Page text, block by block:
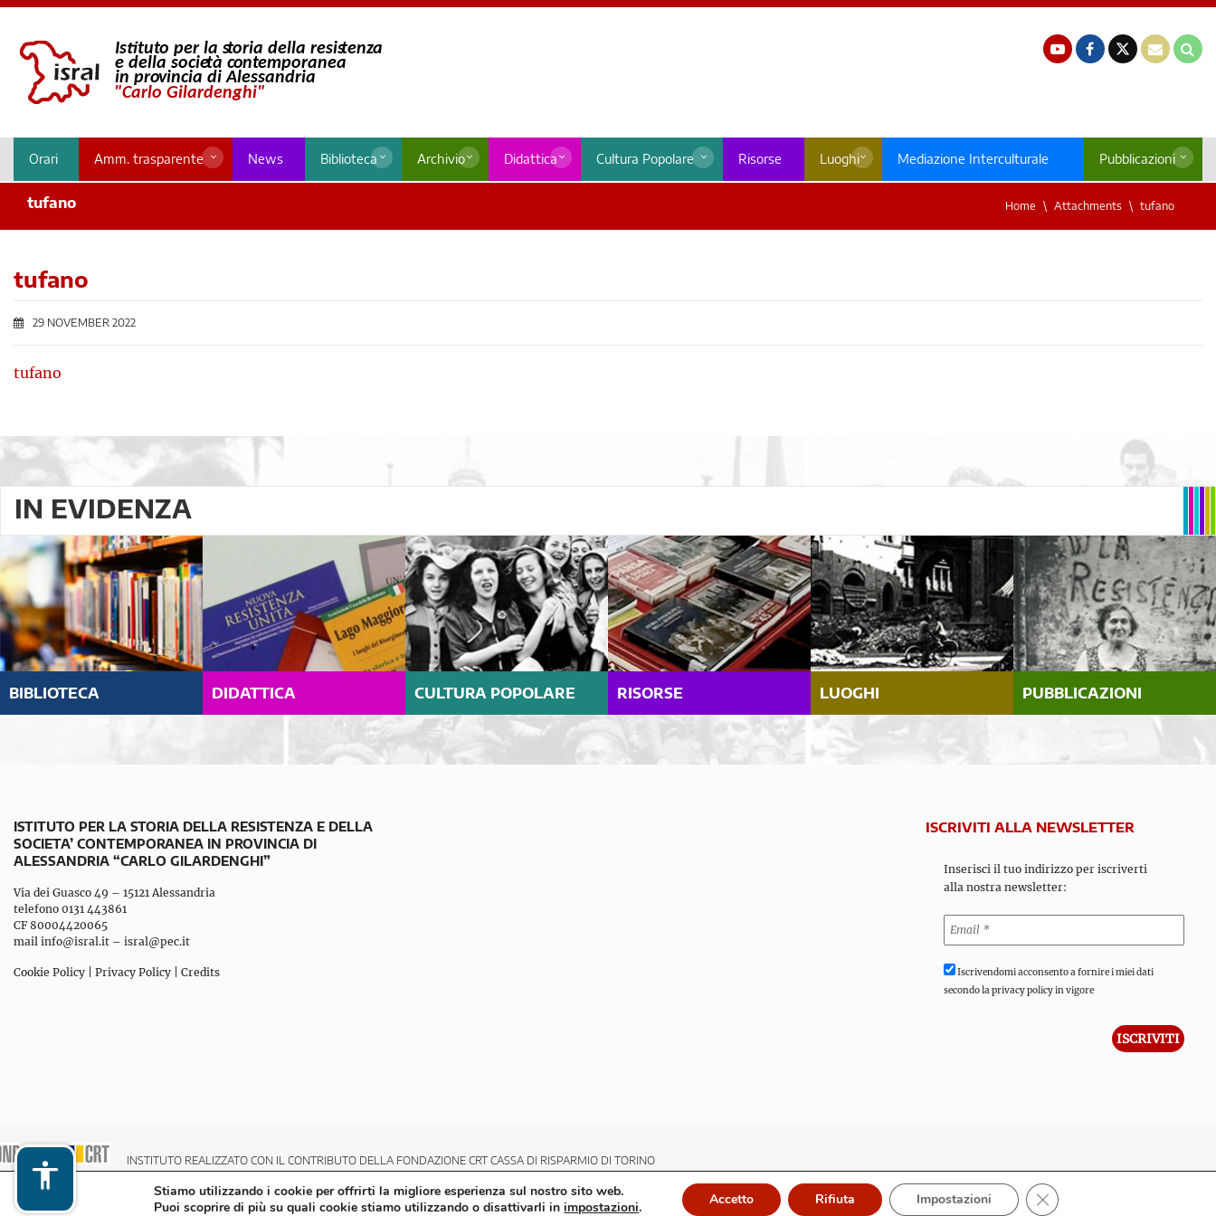
Orari Amm. trasparente News Biblioteca Archivio Didattica Cultura Popolare Risorse Luoghi Mediazione Interculturale Pubblicazioni
tufano Home Attachments tufano
tufano
29 NOVEMBER 2022
tufano
IN EVIDENZA
BIBLIOTECA DIDATTICA CULTURA POPOLARE RISORSE LUOGHI PUBBLICAZIONI
ISTITUTO PER LA STORIA DELLA RESISTENZA E DELLA
SOCIETA’ CONTEMPORANEA IN PROVINCIA DI
ALESSANDRIA “CARLO GILARDENGHI”
Via dei Guasco 49 – 15121 Alessandria
telefono 0131 443861
CF 80004420065
mail info@isral.it – isral@pec.it
Cookie Policy Privacy Policy Credits
ISCRIVITI ALLA NEWSLETTER
Inserisci il tuo indirizzo per iscriverti
alla nostra newsletter:
Iscrivendomi acconsento a fornire i miei dati
secondo la privacy policy in vigore
INSTITUTO REALIZZATO CON IL CONTRIBUTO DELLA FONDAZIONE CRT CASSA DI RISPARMIO DI TORINO
Stiamo utilizzando i cookie per offrirti la migliore esperienza sul nostro sito web.
Puoi scoprire di più su quali cookie stiamo utilizzando o disattivarli inimpostazioni. Accetto Rifiuta Impostazioni Close GDPR Cookie Banner